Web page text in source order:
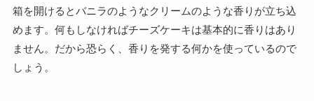
箱を開けるとバニラのようなクリームのような香りが立ち込
めます。何もしなければチーズケーキは基本的に香りはあり
ません。だから恐らく、香りを発する何かを使っているので
しょう。